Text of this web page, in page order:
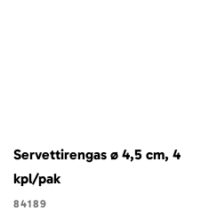
Servettirengas ø 4,5 cm, 4
kpl/pak
84189